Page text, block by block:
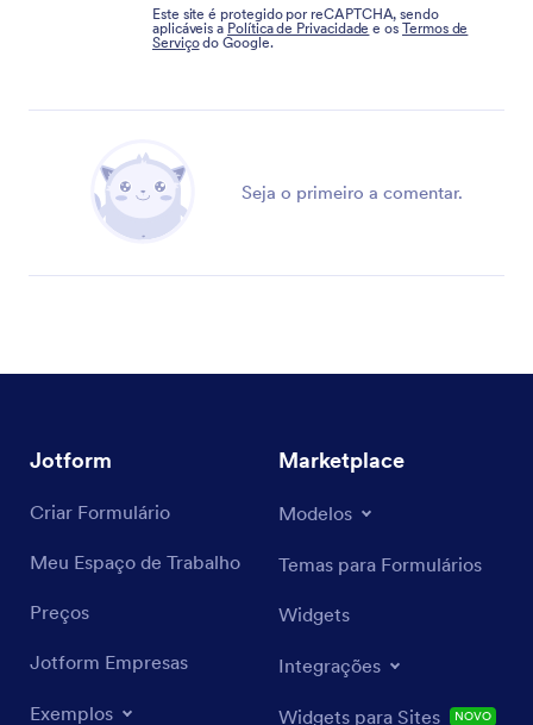
Este site é protegido por reCAPTCHA, sendo
aplicáveis a Política de Privacidade e osTermos de
Serviçodo Google.
Seja o primeiro a comentar.
Jotform
Criar Formulário
Meu Espaço de Trabalho
Preços
Jotform Empresas
Exemplos
Marketplace
Modelos
Temas para Formulários
Widgets
Integrações
Widgets para Sites NOVO